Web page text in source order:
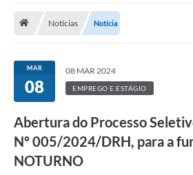
Notícias Notícia
MAR
08
08 MAR 2024
EMPREGO E ESTÁGIO
Abertura do Processo
Nº 005/2024/DRH, para a
NOTURNO